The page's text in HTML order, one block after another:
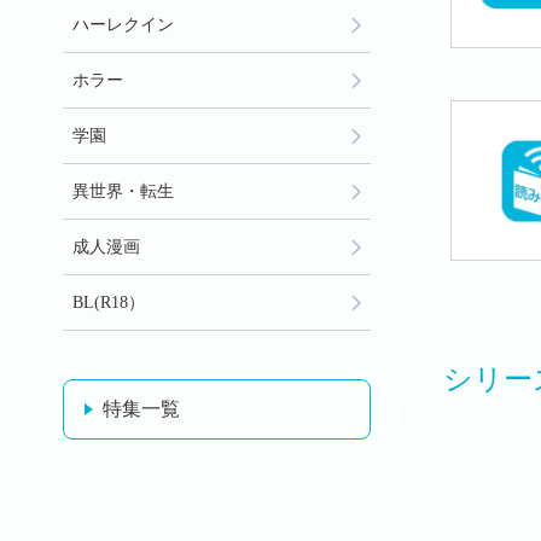
シリー
ハーレクイン
ホラー
学園
異世界・転生
成人漫画
BL(R18）
特集一覧